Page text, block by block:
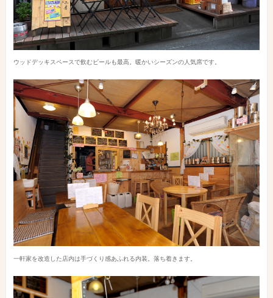
ウッドデッキスペースで飲むビールも最高。暖かいシーズンの人気席です。
一軒家を改造した店内は手づくり感あふれる内装。落ち着きます。